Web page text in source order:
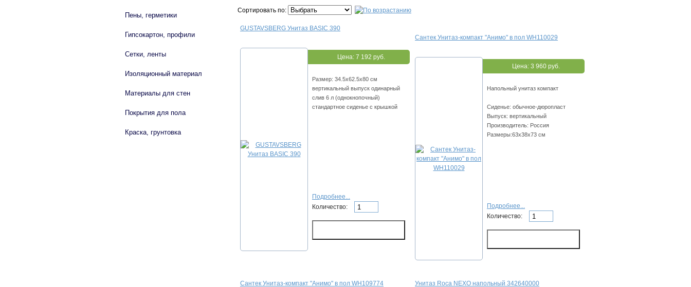
Сортировать по:
GUSTAVSBERG Унитаз BASIC 390
Цена: 7 192 руб.
Размер: 34.5x62.5x80 см
вертикальный выпуск одинарный
слив 6 л (однокнопочный)
стандартное сиденье с крышкой
Подробнее...
Количество:
Сантек Унитаз-компакт "Анимо" в пол WH110029
Цена: 3 960 руб.
Напольный унитаз компакт
Сиденье: обычное-дюропласт
Выпуск: вертикальный
Производитель: Россия
Размеры:63x38x73 см
Подробнее...
Количество:
Сантек Унитаз-компакт "Анимо" в пол WH109774 Унитаз Roca NEXO напольный 342640000
Пены, герметики
Гипсокартон, профили
Сетки, ленты
Изоляционный материал
Материалы для стен
Покрытия для пола
Краска, грунтовка